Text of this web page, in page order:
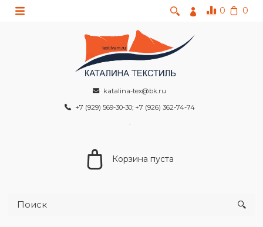
0 0
katalina-tex@bk.ru
+7 (929) 569-30-30; +7 (926) 362-74-74
Корзина пуста